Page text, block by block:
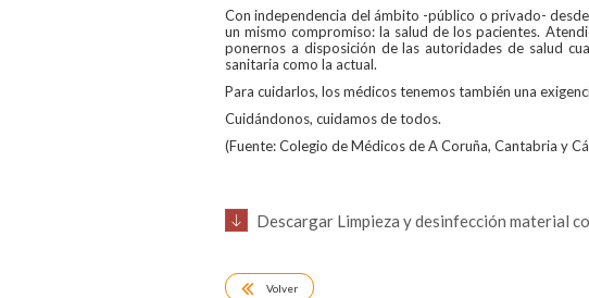
Con independencia del ámbito -público o privado-
un mismo compromiso: la salud de los pacientes.
ponernos a disposición de las autoridades de salud
sanitaria como la actual.
Para cuidarlos, los médicos tenemos también una
Cuidándonos, cuidamos de todos.
(Fuente: Colegio de Médicos de A Coruña, Cantabria y
Descargar Limpieza y desinfección material
Volver